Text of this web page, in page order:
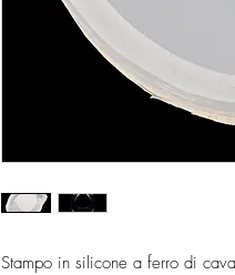
Stampo in silicone a ferro di